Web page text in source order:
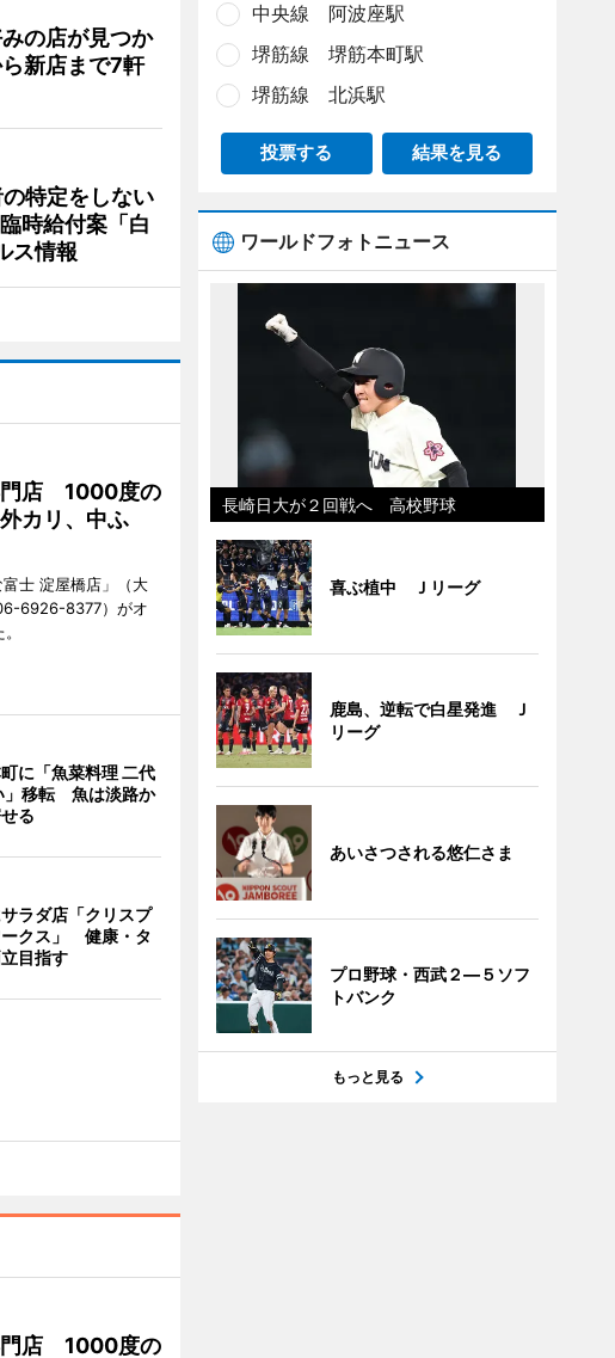
の店が見つか
新店まで7軒
特定をしない
時給付案「白
ス情報
門店 1000度の
カリ、中ふ
士 淀屋橋店」（大
6926-8377）がオ
に「魚菜料理 二代
」移転 魚は淡路か
る
ラダ店「クリスプ
ークス」 健康・タ
目指す
門店 1000度の
中央線 阿波座駅
堺筋線 堺筋本町駅
堺筋線 北浜駅
投票する 結果を見る
ワールドフォトニュース
長崎日大が２回戦へ 高校野球
喜ぶ植中 Ｊリーグ
鹿島、逆転で白星発進 Ｊ
リーグ
あいさつされる悠仁さま
プロ野球・西武２―５ソフ
トバンク
もっと見る